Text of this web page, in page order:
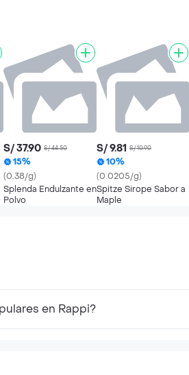
S/ 37.90 S/ 44.50
15%
(0.38/g)
Splenda Endulzante en
Polvo
S/ 9.81 S/ 10.90
10%
(0.0205/g)
Spitze Sirope Sabor a
Maple
en Rappi?